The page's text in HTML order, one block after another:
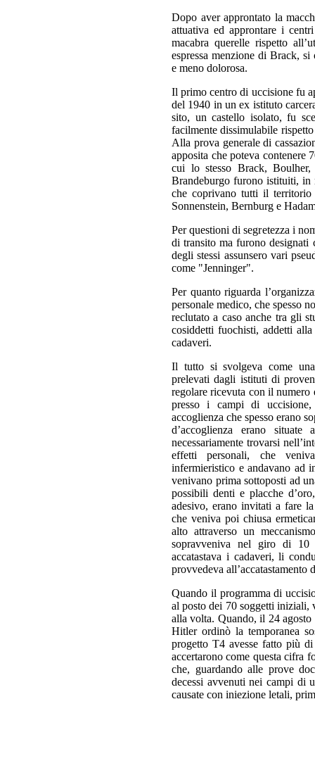
Dopo aver approntato la
attuativa ed approntare i
macabra querelle rispetto
espressa menzione di Brack,
e meno dolorosa.
Il primo centro di uccisione fu
del 1940 in un ex istituto
sito, un castello isolato, fu
facilmente dissimulabile
Alla prova generale di
apposita che poteva contenere
cui lo stesso Brack,
Brandeburgo furono istituiti, in
che coprivano tutti il territorio
Sonnenstein, Bernburg e
Per questioni di segretezza i
di transito ma furono designati
degli stessi assunsero vari
come "Jenninger".
Per quanto riguarda
personale medico, che spesso
reclutato a caso anche tra gli
cosiddetti fuochisti, addetti
cadaveri.
Il tutto si svolgeva come
prelevati dagli istituti di
regolare ricevuta con il
presso i campi di
accoglienza che spesso erano
d’accoglienza erano
necessariamente trovarsi
effetti personali, che
infermieristico e andavano ad
venivano prima sottoposti ad
possibili denti e placche
adesivo, erano invitati a fare
che veniva poi chiusa
alto attraverso un
sopravveniva nel giro di 10
accatastava i cadaveri, li
provvedeva all’accatastamento
Quando il programma di
al posto dei 70 soggetti iniziali,
alla volta. Quando, il 24 agosto
Hitler ordinò la temporanea
progetto T4 avesse fatto più
accertarono come questa cifra
che, guardando alle prove
decessi avvenuti nei campi di
causate con iniezione letali,